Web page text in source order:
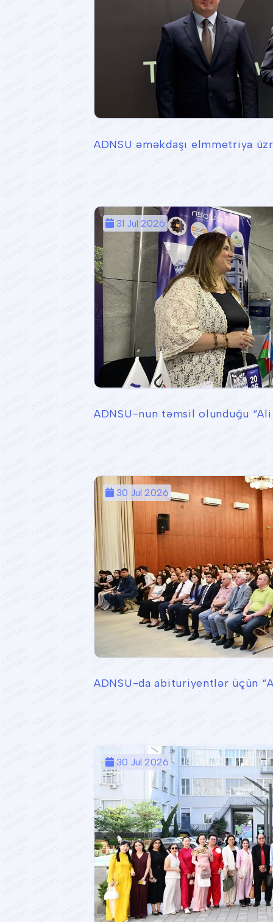
ADNSU əməkdaşı elmmetriya
31 Jul 2026
ADNSU-nun təmsil olunduğu
30 Jul 2026
ADNSU-da abituriyentlər üçün
30 Jul 2026